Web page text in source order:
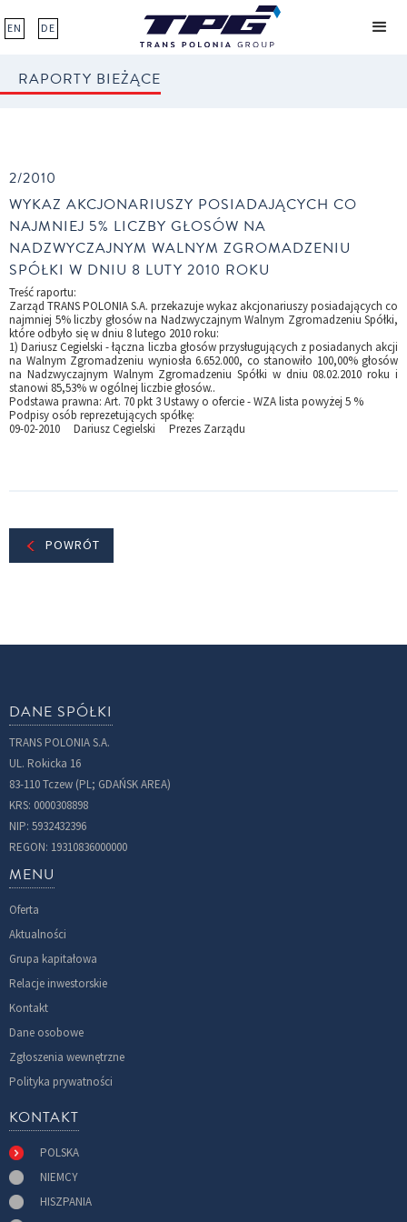
EN DE
RAPORTY BIEŻĄCE
2/2010
WYKAZ AKCJONARIUSZY POSIADAJĄCYCH CO
NAJMNIEJ 5% LICZBY GŁOSÓW NA
NADZWYCZAJNYM WALNYM ZGROMADZENIU
SPÓŁKI W DNIU 8 LUTY 2010 ROKU
Treść raportu:
Zarząd TRANS POLONIA S.A. przekazuje wykaz akcjonariuszy posiadających co
najmniej 5% liczby głosów na Nadzwyczajnym Walnym Zgromadzeniu Spółki,
które odbyło się w dniu 8 lutego 2010 roku:
1) Dariusz Cegielski - łączna liczba głosów przysługujących z posiadanych akcji
na Walnym Zgromadzeniu wyniosła 6.652.000, co stanowiło 100,00% głosów
na Nadzwyczajnym Walnym Zgromadzeniu Spółki w dniu 08.02.2010 roku i
stanowi 85,53% w ogólnej liczbie głosów..
Podstawa prawna: Art. 70 pkt 3 Ustawy o ofercie - WZA lista powyżej 5 %
Podpisy osób reprezetujących spółkę:
09-02-2010 Dariusz Cegielski Prezes Zarządu
POWRÓT
DANE SPÓŁKI
TRANS POLONIA S.A.
UL. Rokicka 16
83-110 Tczew (PL; GDAŃSK AREA)
KRS: 0000308898
NIP: 5932432396
REGON: 19310836000000
MENU
Oferta
Aktualności
Grupa kapitałowa
Relacje inwestorskie
Kontakt
Dane osobowe
Zgłoszenia wewnętrzne
Polityka prywatności
KONTAKT
POLSKA
NIEMCY
HISZPANIA